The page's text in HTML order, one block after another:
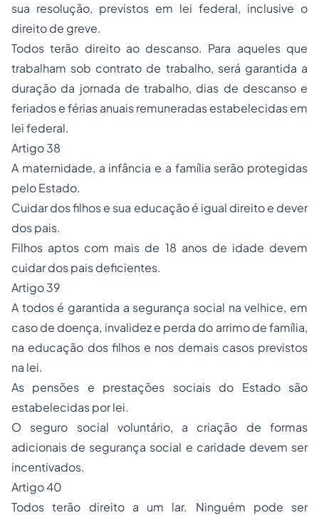
sua resolução, previstos em lei federal, inclusive o
direito de greve.
Todos terão direito ao descanso. Para aqueles que
trabalham sob contrato de trabalho, será garantida a
duração da jornada de trabalho, dias de descanso e
feriados e férias anuais remuneradas estabelecidas em
lei federal.
Artigo 38
A maternidade, a infância e a família serão protegidas
pelo Estado.
Cuidar dos filhos e sua educação é igual direito e dever
dos pais.
Filhos aptos com mais de 18 anos de idade devem
cuidar dos pais deficientes.
Artigo 39
A todos é garantida a segurança social na velhice, em
caso de doença, invalidez e perda do arrimo de família,
na educação dos filhos e nos demais casos previstos
na lei.
As pensões e prestações sociais do Estado são
estabelecidas por lei.
O seguro social voluntário, a criação de formas
adicionais de segurança social e caridade devem ser
incentivados.
Artigo 40
Todos terão direito a um lar. Ninguém pode ser